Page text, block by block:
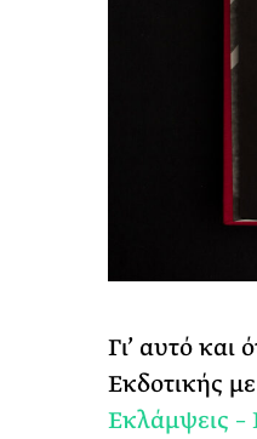
Γι’ αυτό
Εκδοτικής με
Εκλάμψεις –